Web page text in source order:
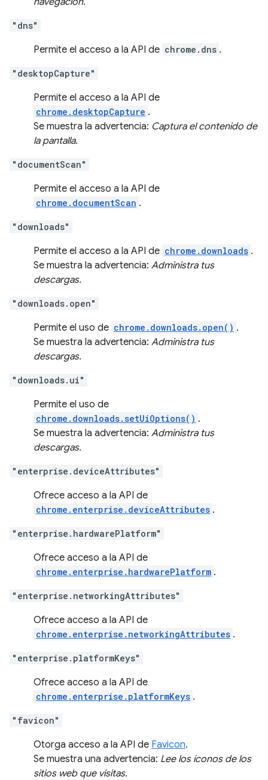
"dns"
Permite el acceso a la API de chrome.dns .
"desktopCapture"
Permite el acceso a la API de
chrome.desktopCapture .
Se muestra la advertencia: Captura el contenido de
la pantalla.
"documentScan"
Permite el acceso a la API de
chrome.documentScan .
"downloads"
Permite el acceso a la API de chrome.downloads .
Se muestra la advertencia: Administra tus
descargas.
"downloads.open"
Permite el uso de chrome.downloads.open() .
Se muestra la advertencia: Administra tus
descargas.
"downloads.ui"
Permite el uso de
chrome.downloads.setUiOptions() .
Se muestra la advertencia: Administra tus
descargas.
"enterprise.deviceAttributes"
Ofrece acceso a la API de
chrome.enterprise.deviceAttributes .
"enterprise.hardwarePlatform"
Ofrece acceso a la API de
chrome.enterprise.hardwarePlatform .
"enterprise.networkingAttributes"
Ofrece acceso a la API de
chrome.enterprise.networkingAttributes .
"enterprise.platformKeys"
Ofrece acceso a la API de
chrome.enterprise.platformKeys .
"favicon"
Otorga acceso a la API de Favicon.
Se muestra una advertencia: Lee los íconos de los
sitios web que visitas.